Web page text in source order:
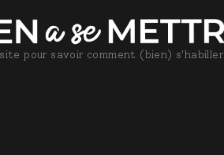
pour savoir comment (bien) s'habiller